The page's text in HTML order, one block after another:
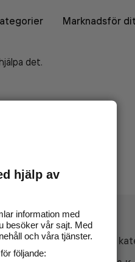
Marknadsför
det.
på
Alla
hjälp av
information med
besöker vår sajt. Med
och våra tjänster.
följande: